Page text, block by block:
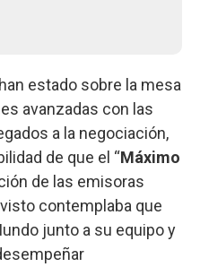
estado sobre la mesa
avanzadas con las
a la negociación,
de que el “Máximo
de las emisoras
contemplaba que
junto a su equipo y